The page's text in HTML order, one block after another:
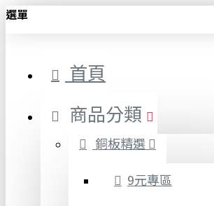
選單
首頁
商品分類
銅板精選
9元專區